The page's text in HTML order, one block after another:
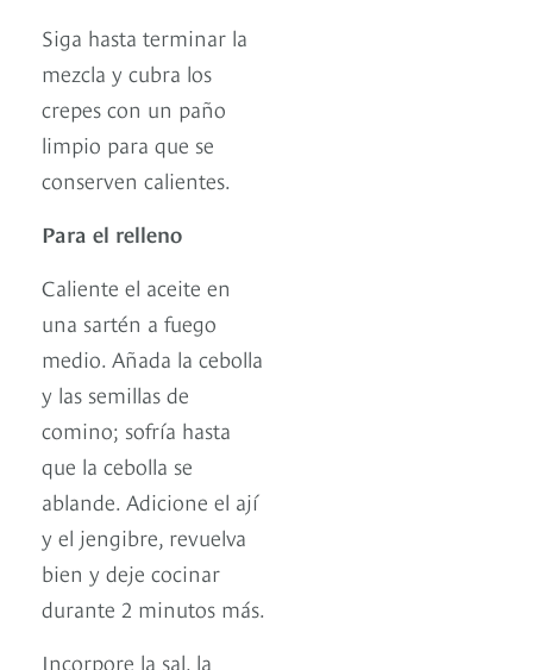
Siga hasta terminar la
mezcla y cubra los
crepes con un paño
limpio para que se
conserven calientes.
Para el relleno
Caliente el aceite en
una sartén a fuego
medio. Añada la cebolla
y las semillas de
comino; sofría hasta
que la cebolla se
ablande. Adicione el ají
y el jengibre, revuelva
bien y deje cocinar
durante 2 minutos más.
Incorpore la sal, la